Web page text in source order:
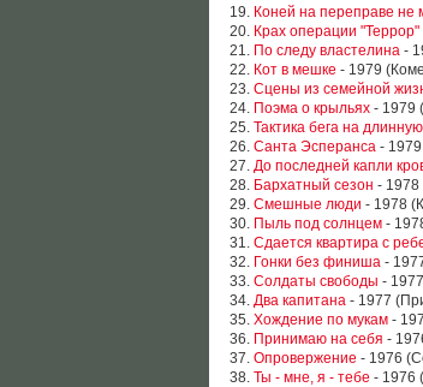
19. Коней на переправе не
20. Крах операции "Террор"
21. По следу властелина -
22. Кот в мешке - 1979
23. Сцены из семейной
24. Поэма о крыльях - 1979
25. Тактика бега на
26. Санта Эсперанса -
27. До последней капли
28. Бархатный сезон - 1978
29. Смешные люди - 1978
30. Пыль под солнцем -
31. Сдается квартира с
32. Гонки без финиша -
33. Солдаты свободы -
34. Два капитана - 1977
35. Хождение по мукам -
36. Принимаю на себя -
37. Опровержение - 1976
38. Ты - мне, я - тебе - 1976